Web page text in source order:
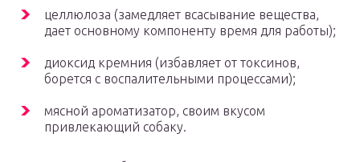
целлюлоза (замедляет всасывание вещества,
дает основному компоненту время для работы);
диоксид кремния (избавляет от токсинов,
борется с воспалительными процессами);
мясной ароматизатор, своим вкусом
привлекающий собаку.